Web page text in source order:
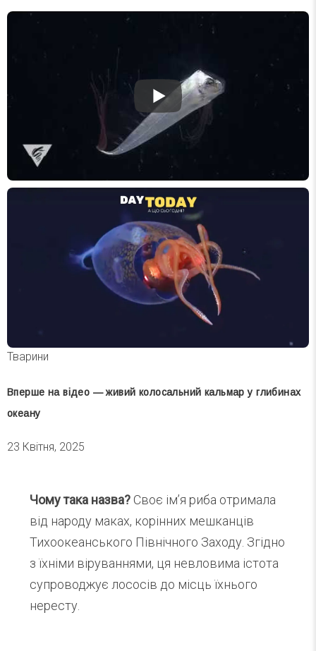
Тварини
Вперше на відео — живий колосальний кальмар у глибинах
океану
23 Квітня, 2025
Чому така назва? Своє ім’я риба отримала
від народу маках, корінних мешканців
Тихоокеанського Північного Заходу. Згідно
з їхніми віруваннями, ця невловима істота
супроводжує лососів до місць їхнього
нересту.